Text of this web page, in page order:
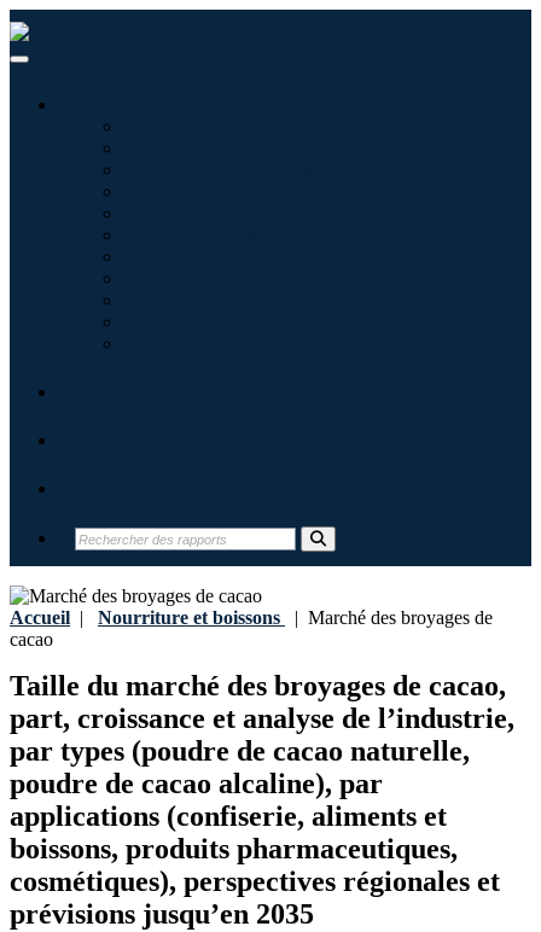
Accueil | Nourriture et boissons | Marché des broyages de
cacao
Taille du marché des broyages de cacao,
part, croissance et analyse de l’industrie,
par types (poudre de cacao naturelle,
poudre de cacao alcaline), par
applications (confiserie, aliments et
boissons, produits pharmaceutiques,
cosmétiques), perspectives régionales et
prévisions jusqu’en 2035